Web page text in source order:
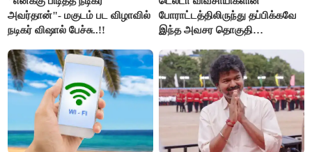
அவர்தான்"- மகுடம் பட விழாவில்
நடிகர் விஷால் பேச்சு..!!
போராட்டத்திலிருந்து தப்பிக்கவே
இந்த அவசர தொகுதி
அரங்கேற்றுகிறார் முதலமைச்சர் -
திமுக ஐடி விங்..!!